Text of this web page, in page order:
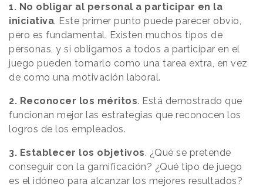
1. No obligar al personal a participar en la
iniciativa. Este primer punto puede parecer obvio,
pero es fundamental. Existen muchos tipos de
personas, y si obligamos a todos a participar en el
juego pueden tomarlo como una tarea extra, en vez
de como una motivación laboral.
2. Reconocer los méritos. Está demostrado que
funcionan mejor las estrategias que reconocen los
logros de los empleados.
3. Establecer los objetivos. ¿Qué se pretende
conseguir con la gamificación? ¿Qué tipo de juego
es el idóneo para alcanzar los mejores resultados?